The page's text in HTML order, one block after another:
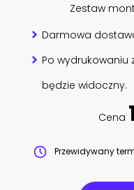
Zestaw
Darmowa
Po wydrukowaniu
będzie widoczny.
Cena
Przewidywany